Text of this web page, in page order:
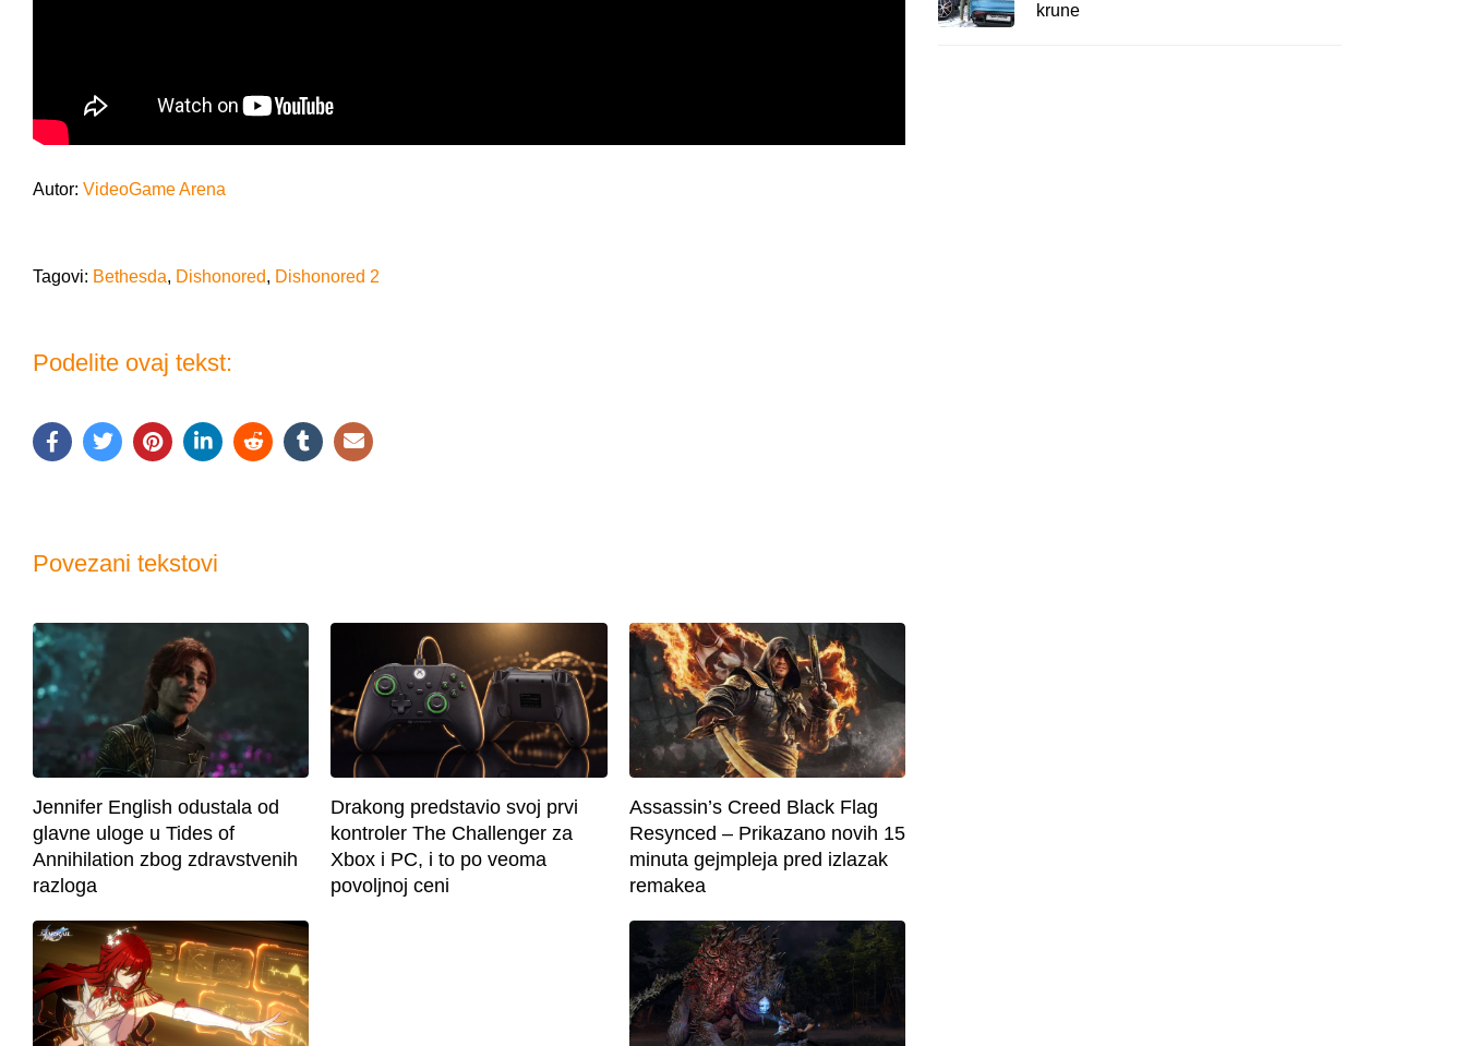
Autor: VideoGame Arena
Tagovi: Bethesda, Dishonored, Dishonored 2
Podelite ovaj tekst:
Povezani tekstovi
Jennifer English odustala od
glavne uloge u Tides of
Annihilation zbog zdravstvenih
razloga
Drakong predstavio svoj prvi
kontroler The Challenger za
Xbox i PC, i to po veoma
povoljnoj ceni
Assassin’s Creed Black Flag
Resynced – Prikazano novih 15
minuta gejmpleja pred izlazak
remakea
krune